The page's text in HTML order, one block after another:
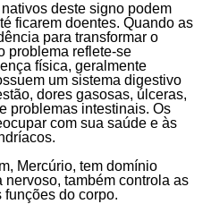
deste signo podem
ficarem doentes. Quando as
para transformar o
problema reflete-se
física, geralmente
um sistema digestivo
dores gasosas, úlceras,
problemas intestinais. Os
com sua saúde e às
Mercúrio, tem domínio
também controla as
funções do corpo.